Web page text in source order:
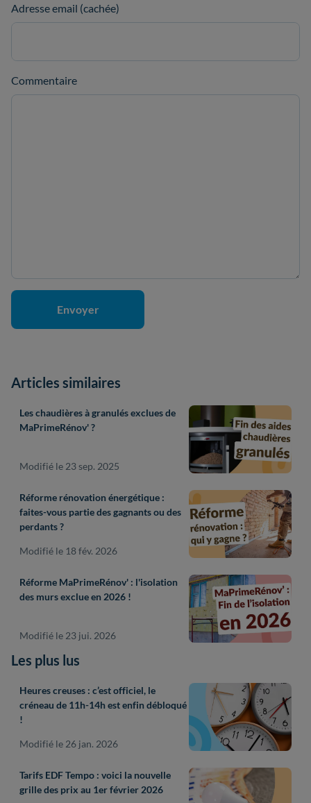
Adresse email (cachée)
Commentaire
Articles similaires
Les chaudières à granulés exclues de
MaPrimeRénov' ?
Modifié le 23 sep. 2025
Réforme rénovation énergétique :
faites-vous partie des gagnants ou des
perdants ?
Modifié le 18 fév. 2026
Réforme MaPrimeRénov' : l'isolation
des murs exclue en 2026 !
Modifié le 23 jui. 2026
Les plus lus
Heures creuses : c’est officiel, le
créneau de 11h-14h est enfin débloqué
!
Modifié le 26 jan. 2026
Tarifs EDF Tempo : voici la nouvelle
grille des prix au 1er février 2026